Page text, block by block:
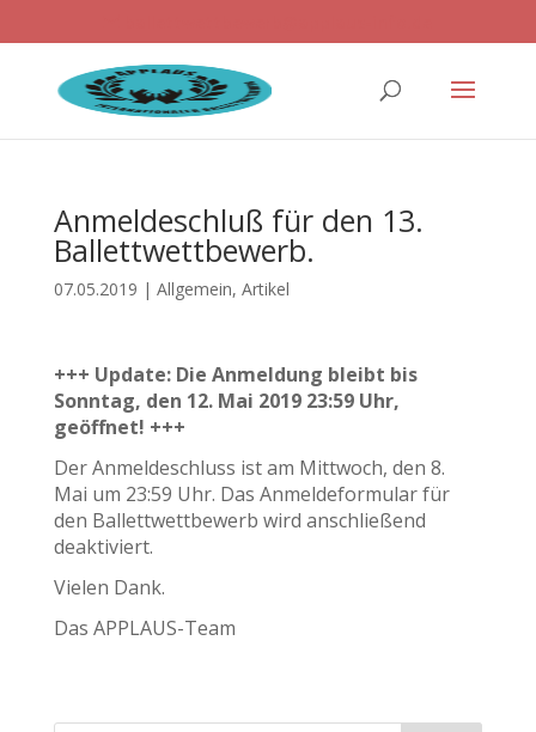
Anmeldeschluß für den 13.
Ballettwettbewerb.
07.05.2019 | Allgemein, Artikel
+++ Update: Die Anmeldung bleibt bis
Sonntag, den 12. Mai 2019 23:59 Uhr,
geöffnet! +++
Der Anmeldeschluss ist am Mittwoch, den 8.
Mai um 23:59 Uhr. Das Anmeldeformular für
den Ballettwettbewerb wird anschließend
deaktiviert.
Vielen Dank.
Das APPLAUS-Team